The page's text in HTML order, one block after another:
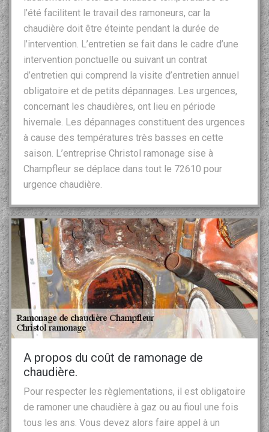
l’été facilitent le travail des ramoneurs, car la
chaudière doit être éteinte pendant la durée de
l’intervention. L’entretien se fait dans le cadre d’une
intervention ponctuelle ou suivant un contrat
d’entretien qui comprend la visite d’entretien annuel
obligatoire et de petits dépannages. Les urgences,
concernant les chaudières, ont lieu en période
hivernale. Les dépannages constituent des urgences
à cause des températures très basses en cette
saison. L’entreprise Christol ramonage sise à
Champfleur se déplace dans tout le 72610 pour
urgence chaudière.
A propos du coût de ramonage de
chaudière.
Pour respecter les règlementations, il est obligatoire
de ramoner une chaudière à gaz ou au fioul une fois
tous les ans. Vous devez alors faire appel à un